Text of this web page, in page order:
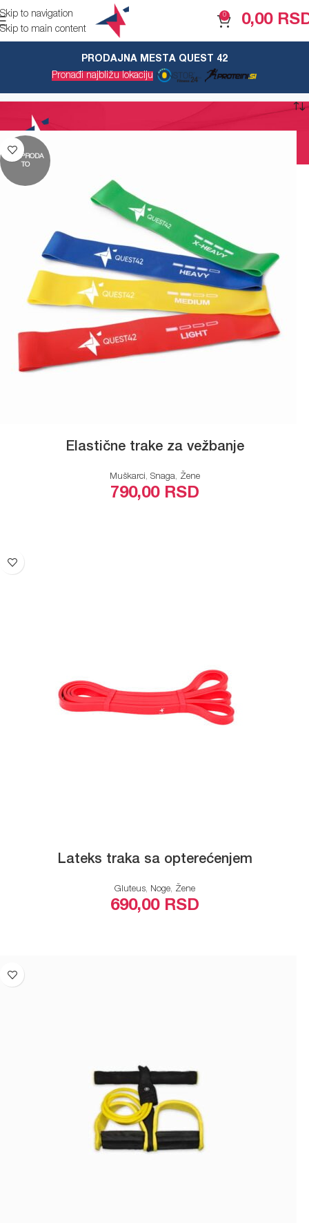
Skip to navigation
Skip to main content
0 0,00
PRODAJNA MESTA QUEST 42
Pronađi najbližu lokacijužuta
RASPRODA
TO
Elastične trake za vežbanje
Muškarci, Snaga, Žene
790,00 RSD
Lateks traka sa opterećenjem
Gluteus, Noge, Žene
690,00 RSD